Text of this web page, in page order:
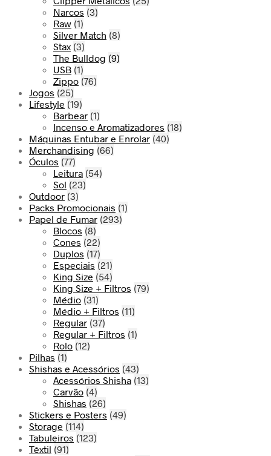
Narcos (3)
Raw (1)
Silver Match (8)
Stax (3)
The Bulldog (9)
USB (1)
Zippo (76)
Jogos (25)
Lifestyle (19)
Barbear (1)
Incenso e Aromatizadores (18)
Máquinas Entubar e Enrolar (40)
Merchandising (66)
Óculos (77)
Leitura (54)
Sol (23)
Outdoor (3)
Packs Promocionais (1)
Papel de Fumar (293)
Blocos (8)
Cones (22)
Duplos (17)
Especiais (21)
King Size (54)
King Size + Filtros (79)
Médio (31)
Médio + Filtros (11)
Regular (37)
Regular + Filtros (1)
Rolo (12)
Pilhas (1)
Shishas e Acessórios (43)
Acessórios Shisha (13)
Carvão (4)
Shishas (26)
Stickers e Posters (49)
Storage (114)
Tabuleiros (123)
Têxtil (91)